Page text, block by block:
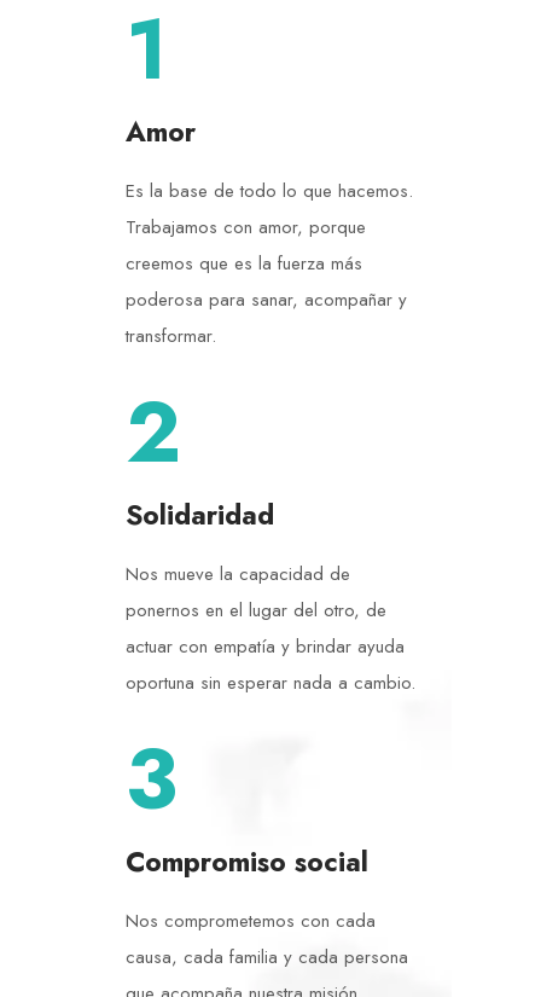
1
Amor
Es la base de todo lo que hacemos.
Trabajamos con amor, porque
creemos que es la fuerza más
poderosa para sanar, acompañar y
transformar.
2
Solidaridad
Nos mueve la capacidad de
ponernos en el lugar del otro, de
actuar con empatía y brindar ayuda
oportuna sin esperar nada a cambio.
3
Compromiso social
Nos comprometemos con cada
causa, cada familia y cada persona